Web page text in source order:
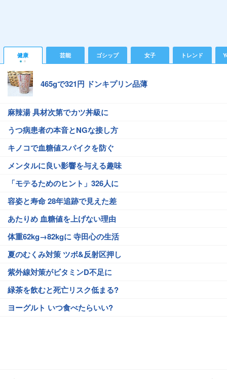
健康 芸能 ゴシップ 女子 トレンド
465gで321円 ドンキプリン品薄
麻辣湯 具材次第でカツ丼級に
うつ病患者の本音とNGな接し方
キノコで血糖値スパイクを防ぐ
メンタルに良い影響を与える趣味
「モテるためのヒント」326人に
容姿と寿命 28年追跡で見えた差
あたりめ 血糖値を上げない理由
体重62kg→82kgに 寺田心の生活
夏のむくみ対策 ツボ&反射区押し
紫外線対策がビタミンD不足に
緑茶を飲むと死亡リスク低まる?
ヨーグルト いつ食べたらいい?